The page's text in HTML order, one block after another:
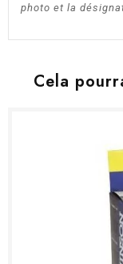
photo et la
Cela